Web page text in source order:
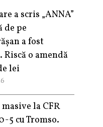
a scris „ANNA”
de pe
a fost
o amendă
lei
la CFR
5 cu Tromso.